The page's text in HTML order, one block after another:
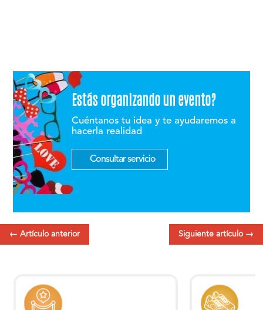
Estás organizando un evento?
Cuéntanos tu idea y te ayudaremos a
hacerla realidad
Consultar servicio
← Artículo anterior Siguiente artículo→